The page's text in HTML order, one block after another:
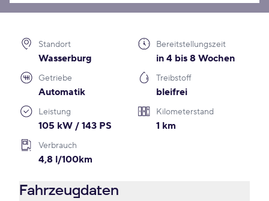
Standort
Wasserburg
Bereitstellungszeit
in 4 bis 8 Wochen
Getriebe
Automatik
Treibstoff
bleifrei
Leistung
105 kW / 143 PS
Kilometerstand
1 km
Verbrauch
4,8 l/100km
Fahrzeugdaten